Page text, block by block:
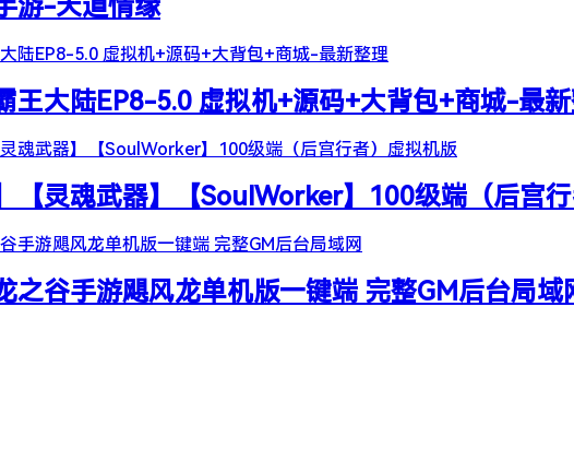
游-天道情缘
王大陆EP8-5.0 虚拟机+源码+大背包+商城-最
【灵魂武器】【SoulWorker】100级端（后宫
之谷手游飓风龙单机版一键端 完整GM后台局域